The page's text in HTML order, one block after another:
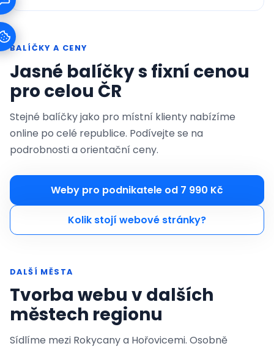
BALÍČKY A CENY
Jasné balíčky s fixní cenou
pro celou ČR
Stejné balíčky jako pro místní klienty nabízíme
online po celé republice. Podívejte se na
podrobnosti a orientační ceny.
Weby pro podnikatele od 7 990 Kč
Kolik stojí webové stránky?
DALŠÍ MĚSTA
Tvorba webu v dalších
městech regionu
Sídlíme mezi Rokycany a Hořovicemi. Osobně